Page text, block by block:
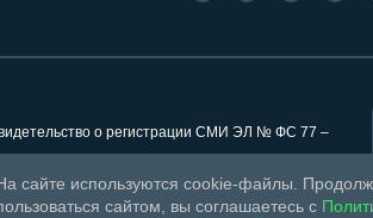
о регистрации СМИ ЭЛ № ФС 77 –
сайте используются cookie-файлы.
сайтом, вы соглашаетесь с